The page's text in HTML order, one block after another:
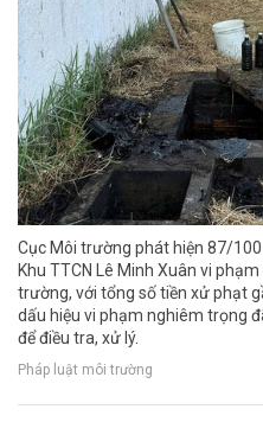
Cục Môi trường phát hiện 87/
Khu TTCN Lê Minh Xuân vi
trường, với tổng số tiền xử phạt
dấu hiệu vi phạm nghiêm trọng
để điều tra, xử lý.
Pháp luật môi trường